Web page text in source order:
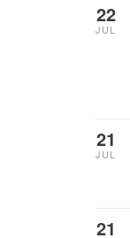
22
JUL
21
JUL
21